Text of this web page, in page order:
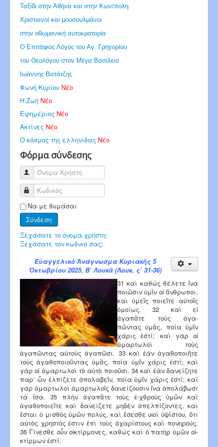
Ταξίδι στην Αθήνα και στην Κων/πολη
Χριστιανοί και μουσουλμάνοι
στην οθωμανική αυτοκρατορία
Ο Επιτάφιος Λόγος του Αγ. Γρηγορίου
του Θεολόγου στον Μέγα Βασίλειο
Ιωάννης Βατάτζης
Φωνή Κυρίου Νέο
Η Ζωή Νέο
Εφημέριος Νέο
Ακτίνες Νέο
Ο κόσμος της ελληνίδας Νέο
Φόρμα σύνδεσης
Όνομα Χρήστη
Κωδικός
Να με θυμάσαι
Σύνδεση
Ξεχάσατε το όνομα χρήστη;
Ξεχάσατε τον κωδικό σας;
Εὐαγγελικὸ Ἀνάγνωσμα Κυριακῆς 5
Ὀκτωβρίου 2025, Β΄ Λουκᾶ (Λουκ. ς΄ 31-36)
31 καὶ καθὼς θέλετε ἵνα
ποιῶσιν ὑμῖν οἱ ἄνθρωποι,
καὶ ὑμεῖς ποιεῖτε αὐτοῖς
ὁ­­­μοίως. 32 καὶ εἰ
ἀγαπᾶτε τοὺς ἀγα­
πῶντας ὑμᾶς, ποία ὑ­μῖν
χάρις ἐστί; καὶ γὰρ οἱ
ἁμαρτω­λοὶ τοὺς
ἀγαπῶντας αὐτοὺς ἀγαπῶσι. 33 καὶ ἐὰν ἀγαθοποιῆτε
τοὺς ἀγαθοποιοῦντας ὑμᾶς, ποία ὑμῖν χάρις ἐστί; καὶ
γὰρ οἱ ἁμαρτωλοὶ τὸ αὐτὸ ποιοῦσι. 34 καὶ ἐὰν δανείζητε
παρ᾿ ὧν ἐλπίζετε ἀπολαβεῖν, ποία ὑμῖν χάρις ἐστί; καὶ
γὰρ ἁμαρτωλοὶ ἁμαρτωλοῖς δανείζουσιν ἵνα ἀπο­λάβωσι
τὰ ἴσα. 35 πλὴν ἀγαπᾶτε τοὺς ἐ-χ­θροὺς ὑμῶν καὶ
ἀγαθοποι­εῖτε καὶ δανείζετε μηδὲν ἀ­­πελπίζοντες, καὶ
ἔσται ὁ μι­σθὸς ὑμῶν πολύς, καὶ ἔσε­σθε υἱοὶ ὑψίστου, ὅτι
αὐτὸς χρηστός ἐστιν ἐπὶ τοὺς ἀ­­­χαρίστους καὶ πονηρούς.
36 Γίνεσθε οὖν οἰκτίρμονες, καθὼς καὶ ὁ πατὴρ ὑμῶν οἰ­­
κτίρμων ἐστί.